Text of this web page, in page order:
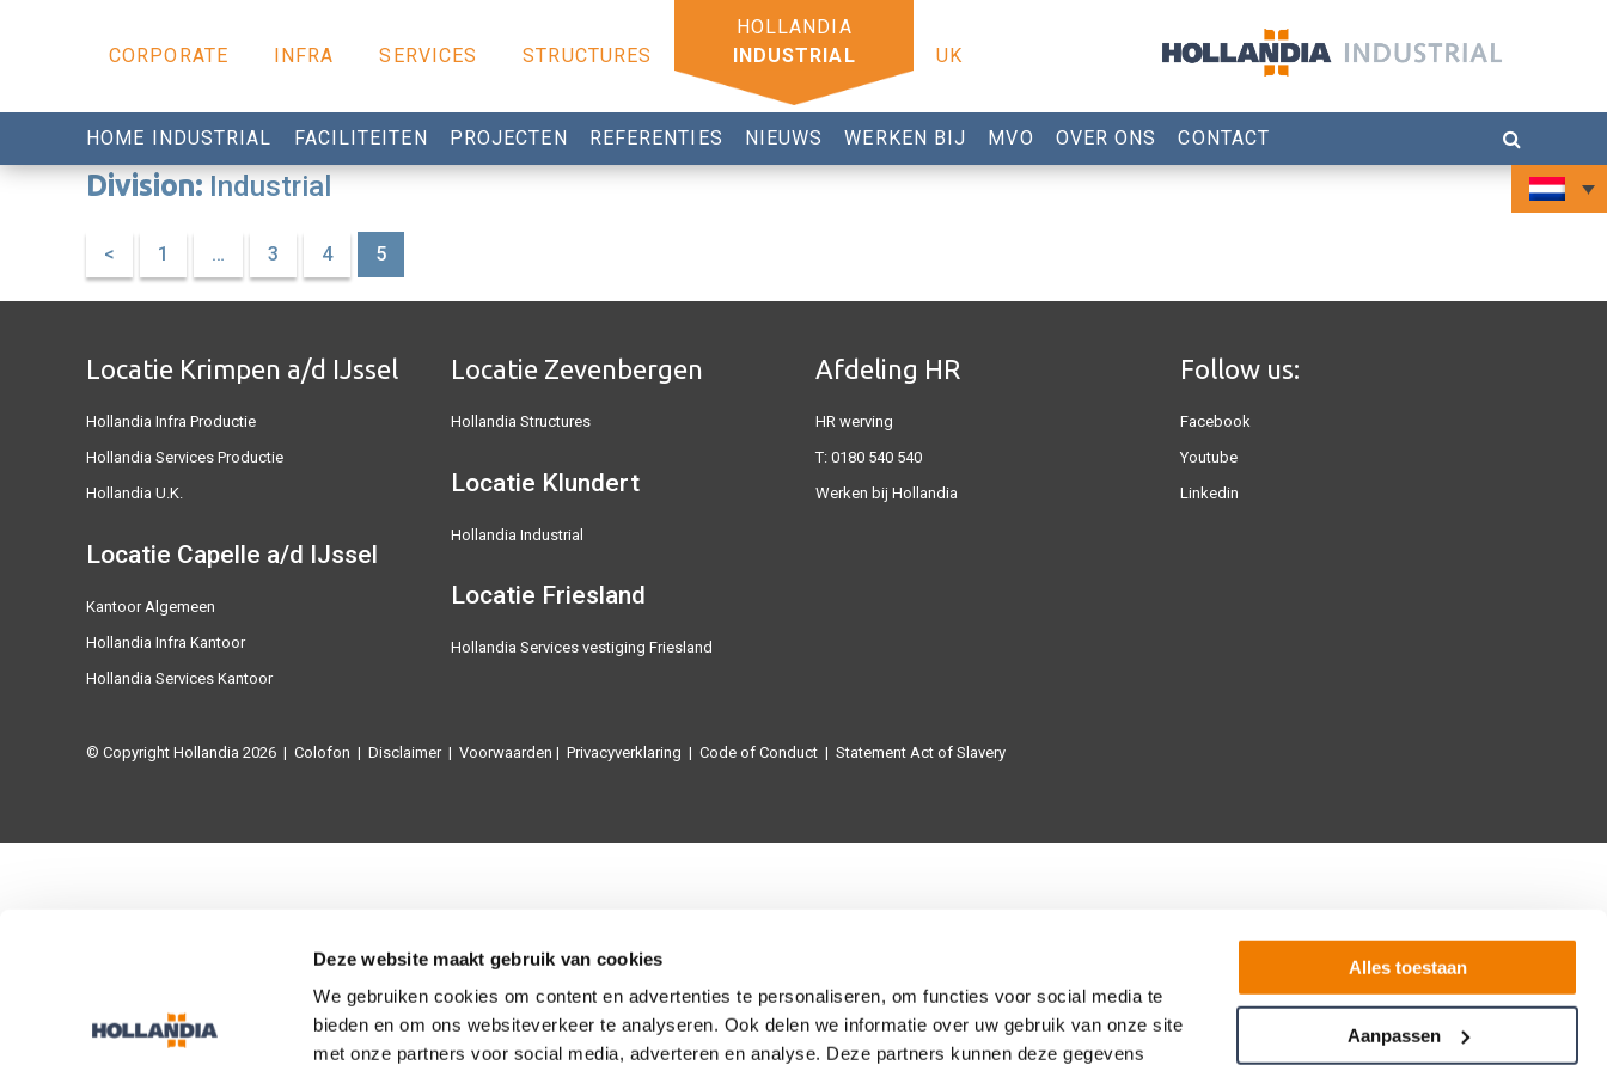
Deze website maakt gebruik van cookies
We gebruiken cookies om content en advertenties te personaliseren, om functies voor social media te
bieden en om ons websiteverkeer te analyseren. Ook delen we informatie over uw gebruik van onze site
met onze partners voor social media, adverteren en analyse. Deze partners kunnen deze gegevens
Alles toestaan
Aanpassen
CORPORATE INFRA SERVICES STRUCTURES INDUSTRIAL UK
HOME INDUSTRIAL FACILITEITEN PROJECTEN REFERENTIES NIEUWS WERKEN BIJ MVO OVER ONS CONTACT
Division: Industrial
< 1 … 3 4 5
Locatie Krimpen a/d IJssel
Hollandia Infra Productie
Hollandia Services Productie
Hollandia U.K.
Locatie Capelle a/d IJssel
Kantoor Algemeen
Hollandia Infra Kantoor
Hollandia Services Kantoor
Locatie Zevenbergen
Hollandia Structures
Locatie Klundert
Hollandia Industrial
Locatie Friesland
Hollandia Services vestiging Friesland
Afdeling HR
HR werving
T: 0180 540 540
Werken bij Hollandia
Follow us:
Facebook
Youtube
Linkedin
© Copyright Hollandia 2026 | Colofon | Disclaimer| Voorwaarden | Privacyverklaring | Code of Conduct | Statement Act of Slavery